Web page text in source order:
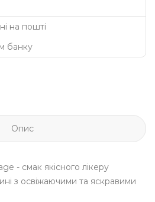
на пошті
банку
Опис
- смак якісного лікеру
з освіжаючими та яскравими